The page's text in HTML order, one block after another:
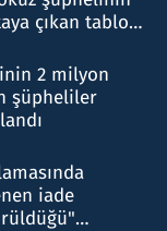
çıkan tablo
2 milyon
şüpheliler
iade